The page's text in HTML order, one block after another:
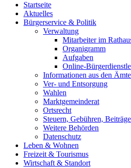
Startseite
Aktuelles
Bürgerservice & Politik
Verwaltung
Mitarbeiter im
Organigramm
Aufgaben
Online-
Informationen aus den
Ver- und Entsorgung
Wahlen
Marktgemeinderat
Ortsrecht
Steuern, Gebühren, Beiträge
Weitere Behörden
Datenschutz
Leben & Wohnen
Freizeit & Tourismus
Wirtschaft & Standort